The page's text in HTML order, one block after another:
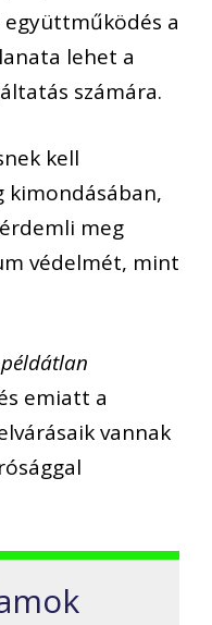
együttműködés a
lehet a
számára.
kell
kimondásában,
meg
védelmét, mint
példátlan
emiatt a
vannak